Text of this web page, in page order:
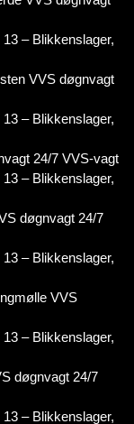
– Blikkenslager,
VVS døgnvagt
– Blikkenslager,
24/7 VVS-vagt
– Blikkenslager,
døgnvagt 24/7
– Blikkenslager,
VVS
– Blikkenslager,
døgnvagt 24/7
– Blikkenslager,